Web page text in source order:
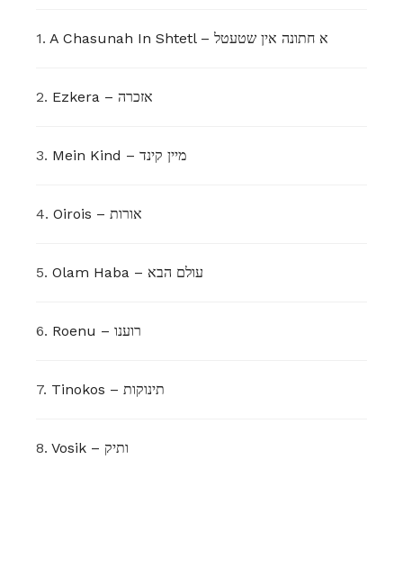
1. A Chasunah In Shtetl – א חתונה אין שטעטל
2. Ezkera – אזכרה
3. Mein Kind – מיין קינד
4. Oirois – אורות
5. Olam Haba – עולם הבא
6. Roenu – רוענו
7. Tinokos – תינוקות
8. Vosik – ותיק